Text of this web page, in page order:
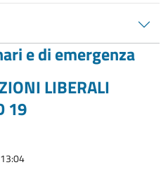
e di emergenza
LIBERALI
19